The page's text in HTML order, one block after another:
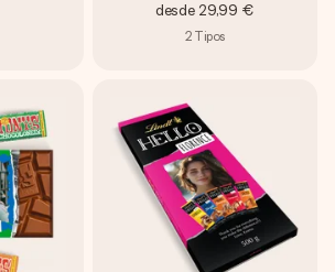
desde 29,99 €
2 Tipos